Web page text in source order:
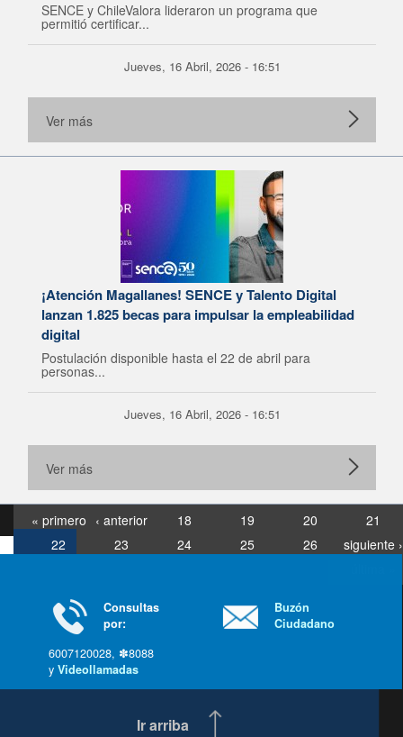
SENCE y ChileValora lideraron un programa que
permitió certificar...
Jueves, 16 Abril, 2026 - 16:51
Ver más
¡Atención Magallanes! SENCE y Talento Digital
lanzan 1.825 becas para impulsar la empleabilidad
digital
Postulación disponible hasta el 22 de abril para
personas...
Jueves, 16 Abril, 2026 - 16:51
Ver más
« primero ‹ anterior 18 19 20
21
22
23 24 25 26
siguiente ›
Consultas
por:
6007120028, ✽8088
yVideollamadas
Buzón
Ciudadano
Ir arriba